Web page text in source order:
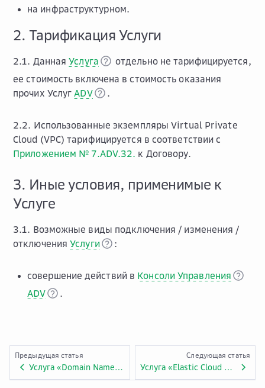
на инфраструктурном.
2. Тарификация Услуги
2.1. ДаннаяУслуга
отдельно не тарифицируется,
ее стоимость включена в стоимость оказания
прочих УслугADV .
2.2. Использованные экземпляры Virtual Private
Cloud (VPC) тарифицируется в соответствии с
Приложением № 7.ADV.32. к Договору.
3. Иные условия, применимые к
Услуге
3.1. Возможные виды подключения / изменения /
отключенияУслуги :
совершение действий в Консоли Управления
ADV
.
Предыдущая статья
Услуга «Domain Name Service»
Следующая статья
Услуга «Elastic Cloud Server»